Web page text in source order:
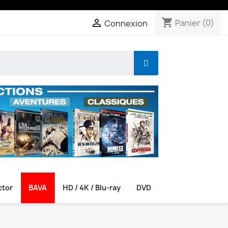
 Connexion shopping_cart Panier (0)
BAVA HD / 4K / Blu-ray DVD